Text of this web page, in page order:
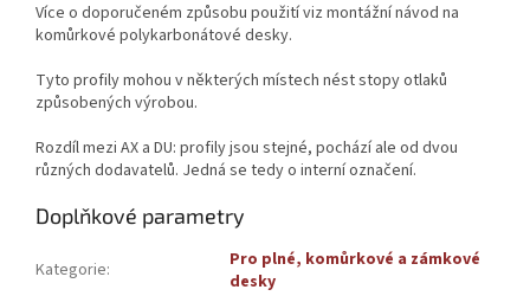
Více o doporučeném způsobu použití viz montážní návod na
komůrkové polykarbonátové desky.
Tyto profily mohou v některých místech nést stopy otlaků
způsobených výrobou.
Rozdíl mezi AX a DU: profily jsou stejné, pochází ale od dvou
různých dodavatelů. Jedná se tedy o interní označení.
Doplňkové parametry
Kategorie:
Pro plné, komůrkové a zámkové
desky